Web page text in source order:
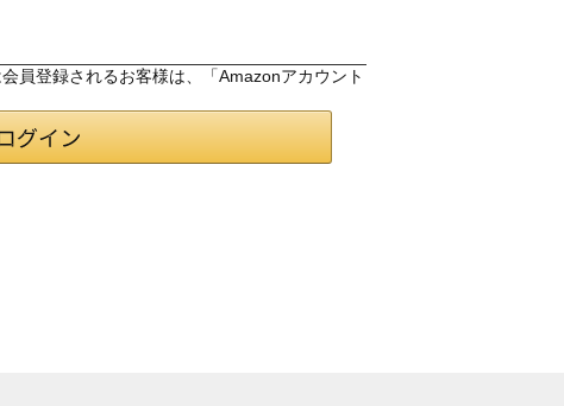
員登録されるお客様は、「Amazonアカウント